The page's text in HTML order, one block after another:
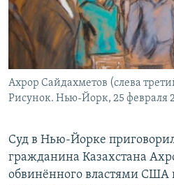
Ахрор Сайдахметов (слева
Рисунок. Нью-Йорк, 25 февраля
Суд в Нью-Йорке
гражданина Казахстана
обвинённого властями США